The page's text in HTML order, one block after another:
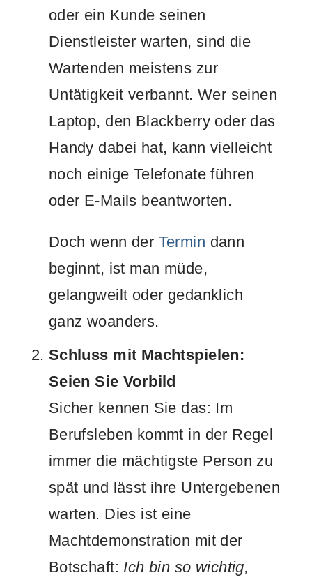
oder ein Kunde seinen
Dienstleister warten, sind die
Wartenden meistens zur
Untätigkeit verbannt. Wer seinen
Laptop, den Blackberry oder das
Handy dabei hat, kann vielleicht
noch einige Telefonate führen
oder E-Mails beantworten.
Doch wenn der Termin dann
beginnt, ist man müde,
gelangweilt oder gedanklich
ganz woanders.
Schluss mit Machtspielen:
Seien Sie Vorbild
Sicher kennen Sie das: Im
Berufsleben kommt in der Regel
immer die mächtigste Person zu
spät und lässt ihre Untergebenen
warten. Dies ist eine
Machtdemonstration mit der
Botschaft: Ich bin so wichtig,